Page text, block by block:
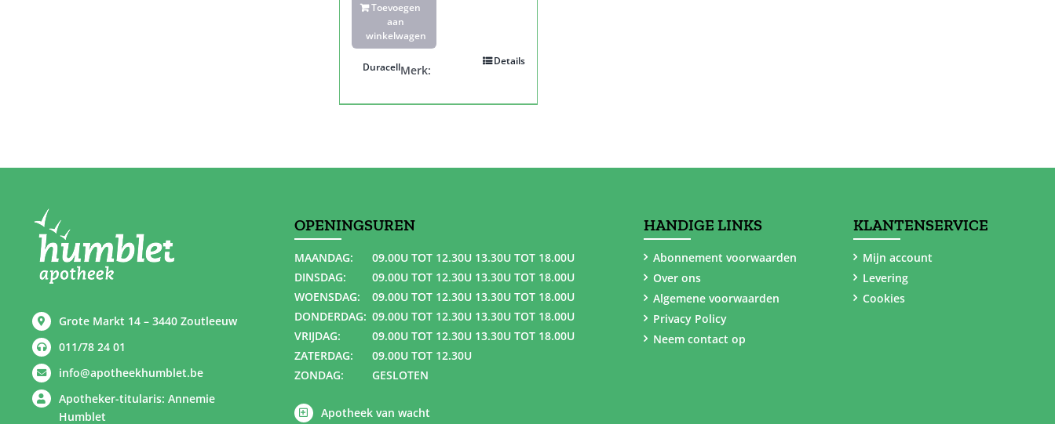
Toevoegen
aan
winkelwagen
Details
Merk:
Duracell
Grote Markt 14 – 3440 Zoutleeuw
011/78 24 01
info@apotheekhumblet.be
Apotheker-titularis: Annemie
Humblet
OPENINGSUREN
MAANDAG:
09.00U TOT 12.30U 13.30U TOT 18.00U
DINSDAG:
09.00U TOT 12.30U 13.30U TOT 18.00U
WOENSDAG:
09.00U TOT 12.30U 13.30U TOT 18.00U
DONDERDAG: 09.00U TOT 12.30U 13.30U TOT 18.00U
VRIJDAG:
09.00U TOT 12.30U 13.30U TOT 18.00U
ZATERDAG:
09.00U TOT 12.30U
ZONDAG:
GESLOTEN
Apotheek van wacht
HANDIGE LINKS
Abonnement voorwaarden
Over ons
Algemene voorwaarden
Privacy Policy
Neem contact op
KLANTENSERVICE
Mijn account
Levering
Cookies